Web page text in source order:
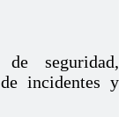
seguridad,
incidentes y